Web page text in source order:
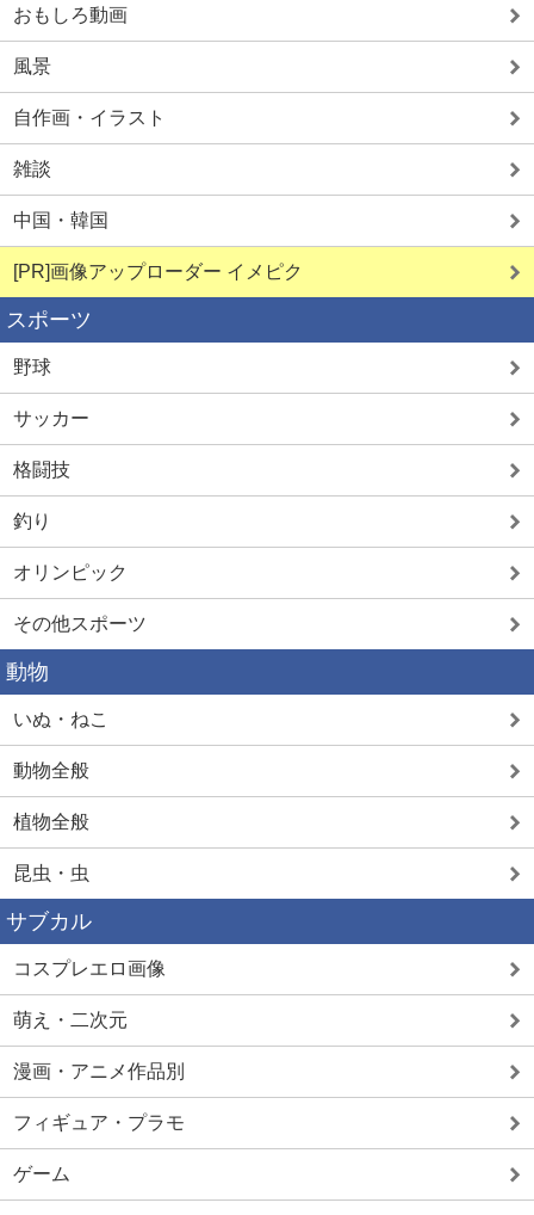
おもしろ動画
風景
自作画・イラスト
雑談
中国・韓国
[PR]画像アップローダー イメピク
スポーツ
野球
サッカー
格闘技
釣り
オリンピック
その他スポーツ
動物
いぬ・ねこ
動物全般
植物全般
昆虫・虫
サブカル
コスプレエロ画像
萌え・二次元
漫画・アニメ作品別
フィギュア・プラモ
ゲーム